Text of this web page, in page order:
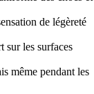
de légèreté
sur les surfaces
même pendant les